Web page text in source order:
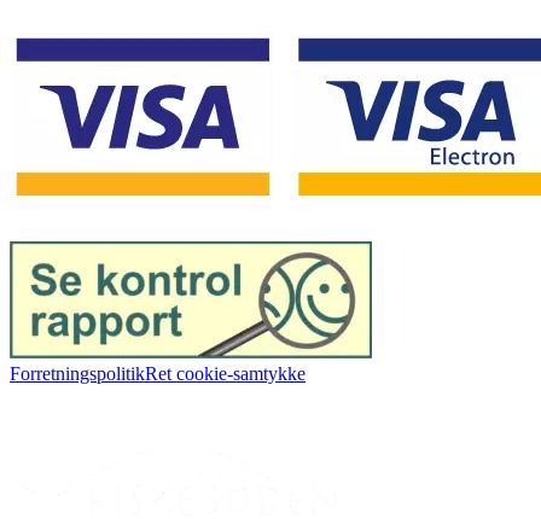
ForretningspolitikRet cookie-samtykke